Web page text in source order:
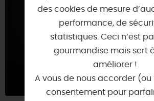
des cookies de mesure
performance, de
statistiques. Ceci n’est
gourmandise mais sert
améliorer !
A vous de nous accorder
consentement pour